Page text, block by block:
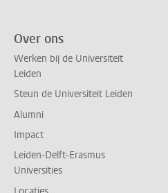
Over ons
Werken bij de Universiteit
Leiden
Steun de Universiteit Leiden
Alumni
Impact
Leiden-Delft-Erasmus
Universities